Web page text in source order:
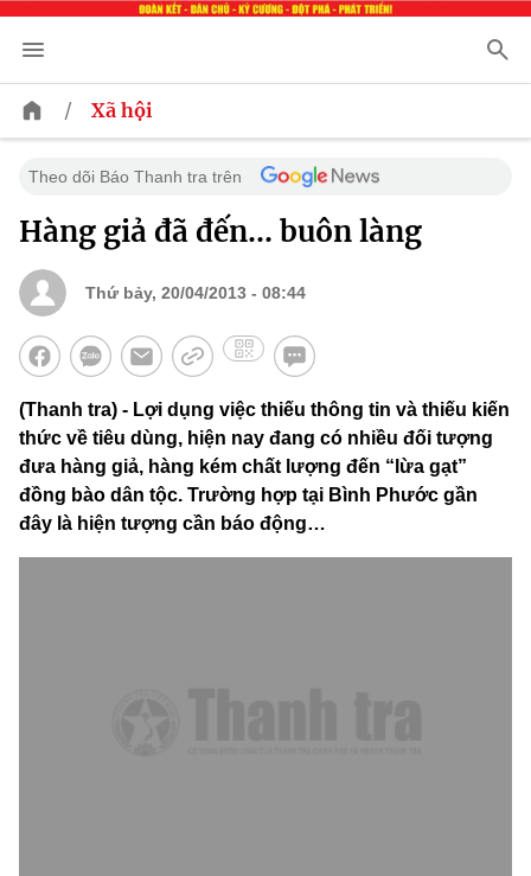
/ Xã hội
Theo dõi Báo Thanh tra trên
Hàng giả đã đến… buôn làng
Thứ bảy, 20/04/2013 - 08:44
(Thanh tra) - Lợi dụng việc thiếu thông tin và thiếu kiến
thức về tiêu dùng, hiện nay đang có nhiều đối tượng
đưa hàng giả, hàng kém chất lượng đến “lừa gạt”
đồng bào dân tộc. Trường hợp tại Bình Phước gần
đây là hiện tượng cần báo động…